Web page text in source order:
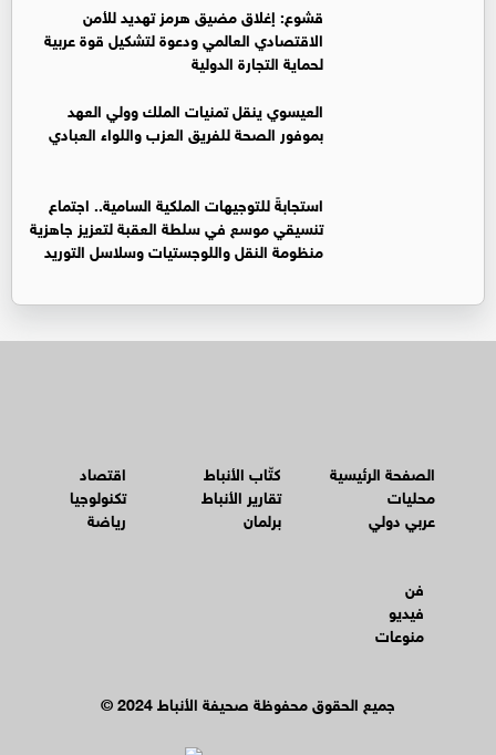
قشوع: إغلاق مضيق هرمز تهديد للأمن
الاقتصادي العالمي ودعوة لتشكيل قوة عربية
لحماية التجارة الدولية
العيسوي ينقل تمنيات الملك وولي العهد
بموفور الصحة للفريق العزب واللواء العبادي
استجابةً للتوجيهات الملكية السامية.. اجتماع
تنسيقي موسع في سلطة العقبة لتعزيز جاهزية
منظومة النقل واللوجستيات وسلاسل التوريد
الصفحة الرئيسية
محليات
عربي دولي
كتّاب الأنباط
تقارير الأنباط
برلمان
اقتصاد
تكنولوجيا
رياضة
فن
فيديو
منوعات
© جميع الحقوق محفوظة صحيفة الأنباط 2024